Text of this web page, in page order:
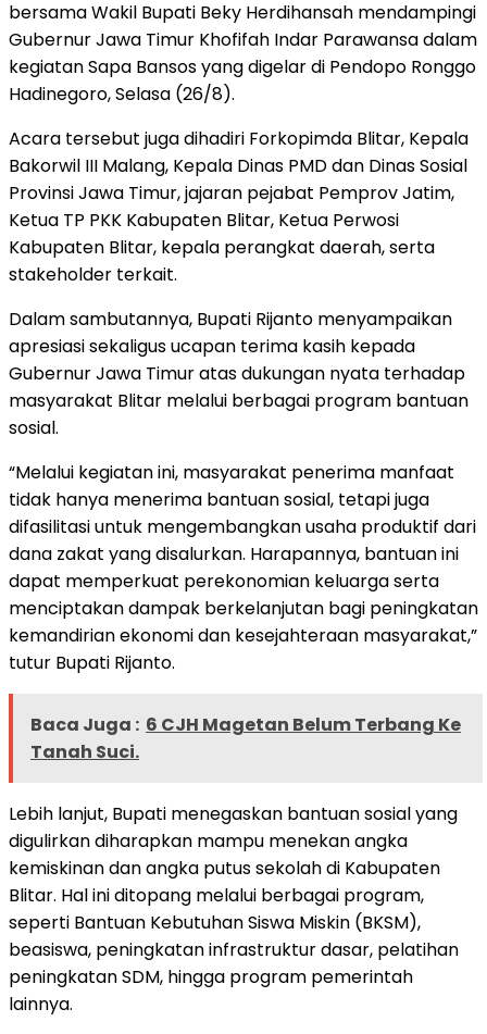
bersama Wakil Bupati Beky Herdihansah mendampingi
Gubernur Jawa Timur Khofifah Indar Parawansa dalam
kegiatan Sapa Bansos yang digelar di Pendopo Ronggo
Hadinegoro, Selasa (26/8).
Acara tersebut juga dihadiri Forkopimda Blitar, Kepala
Bakorwil III Malang, Kepala Dinas PMD dan Dinas Sosial
Provinsi Jawa Timur, jajaran pejabat Pemprov Jatim,
Ketua TP PKK Kabupaten Blitar, Ketua Perwosi
Kabupaten Blitar, kepala perangkat daerah, serta
stakeholder terkait.
Dalam sambutannya, Bupati Rijanto menyampaikan
apresiasi sekaligus ucapan terima kasih kepada
Gubernur Jawa Timur atas dukungan nyata terhadap
masyarakat Blitar melalui berbagai program bantuan
sosial.
“Melalui kegiatan ini, masyarakat penerima manfaat
tidak hanya menerima bantuan sosial, tetapi juga
difasilitasi untuk mengembangkan usaha produktif dari
dana zakat yang disalurkan. Harapannya, bantuan ini
dapat memperkuat perekonomian keluarga serta
menciptakan dampak berkelanjutan bagi peningkatan
kemandirian ekonomi dan kesejahteraan masyarakat,”
tutur Bupati Rijanto.
Baca Juga : 6 CJH Magetan Belum Terbang Ke
Tanah Suci.
Lebih lanjut, Bupati menegaskan bantuan sosial yang
digulirkan diharapkan mampu menekan angka
kemiskinan dan angka putus sekolah di Kabupaten
Blitar. Hal ini ditopang melalui berbagai program,
seperti Bantuan Kebutuhan Siswa Miskin (BKSM),
beasiswa, peningkatan infrastruktur dasar, pelatihan
peningkatan SDM, hingga program pemerintah
lainnya.